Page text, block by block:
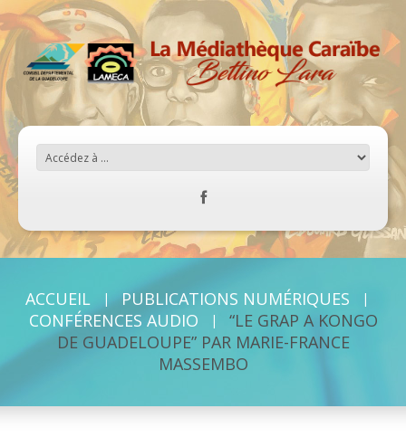
ACCUEIL
PUBLICATIONS NUMÉRIQUES
CONFÉRENCES AUDIO
“LE GRAP A KONGO
DE GUADELOUPE” PAR MARIE-FRANCE
MASSEMBO